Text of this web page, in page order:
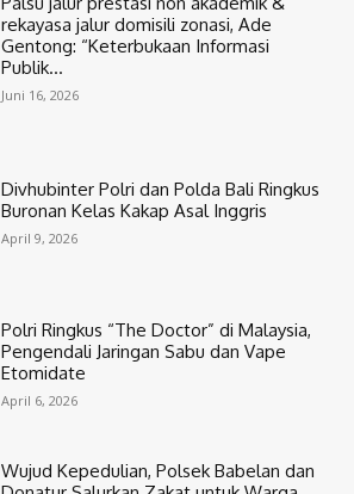
rekayasa jalur domisili zonasi, Ade
Gentong: “Keterbukaan Informasi
Publik...
Juni 16, 2026
Divhubinter Polri dan Polda Bali Ringkus
Buronan Kelas Kakap Asal Inggris
April 9, 2026
Polri Ringkus “The Doctor” di Malaysia,
Pengendali Jaringan Sabu dan Vape
Etomidate
April 6, 2026
Wujud Kepedulian, Polsek Babelan dan